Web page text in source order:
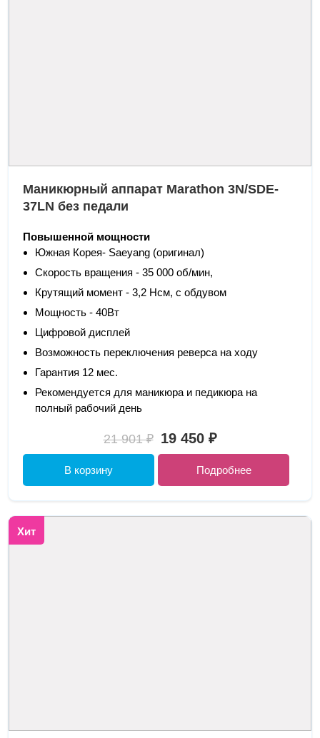
Маникюрный аппарат Marathon 3N/SDE-
37LN без педали
Повышенной мощности
Южная Корея- Saeyang (оригинал)
Скорость вращения - 35 000 об/мин,
Крутящий момент - 3,2 Нсм, с обдувом
Мощность - 40Вт
Цифровой дисплей
Возможность переключения реверса на ходу
Гарантия 12 мес.
Рекомендуется для маникюра и педикюра на
полный рабочий день
21 901 ₽ 19 450 ₽
В корзину Подробнее
Хит